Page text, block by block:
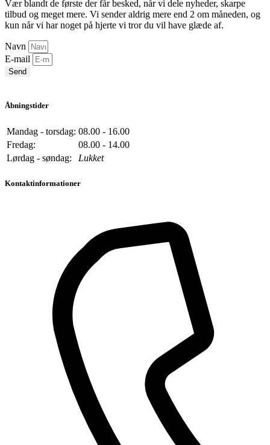
Vær blandt de første der får besked, når vi dele nyheder, skarpe
tilbud og meget mere. Vi sender aldrig mere end 2 om måneden, og
kun når vi har noget på hjerte vi tror du vil have glæde af.
Navn
E-mail
Send
Åbningstider
Mandag - torsdag: 08.00 - 16.00
Fredag:
08.00 - 14.00
Lørdag - søndag:
Lukket
Kontaktinformationer